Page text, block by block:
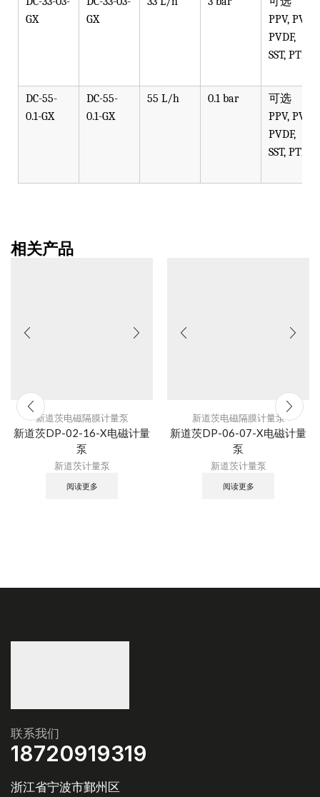
GX
GX
PPV, PVT,
PVDF,
SST, PTFE
DC-55-
0.1-GX
DC-55-
0.1-GX
55 L/h 0.1 bar
可选
PPV, PVT,
PVDF,
SST, PTFE
相关产品
新道茨电磁隔膜计量泵
新道茨DP-02-16-X电磁计量
泵
新道茨计量泵
阅读更多
新道茨电磁隔膜计量泵
新道茨DP-06-07-X电磁计量
泵
新道茨计量泵
阅读更多
联系我们
18720919319
浙江省宁波市鄞州区